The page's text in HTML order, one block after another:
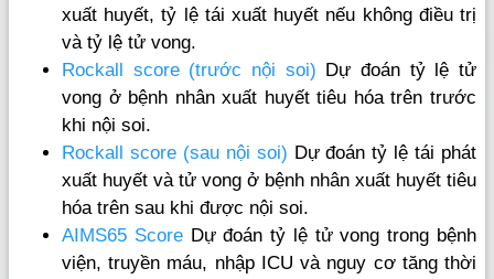
xuất huyết, tỷ lệ tái xuất huyết nếu không điều trị
và tỷ lệ tử vong.
Rockall score (trước nội soi) Dự đoán tỷ lệ tử
vong ở bệnh nhân xuất huyết tiêu hóa trên trước
khi nội soi.
Rockall score (sau nội soi) Dự đoán tỷ lệ tái phát
xuất huyết và tử vong ở bệnh nhân xuất huyết tiêu
hóa trên sau khi được nội soi.
AIMS65 ScoreDự đoán tỷ lệ tử vong trong bệnh
viện, truyền máu, nhập ICU và nguy cơ tăng thời